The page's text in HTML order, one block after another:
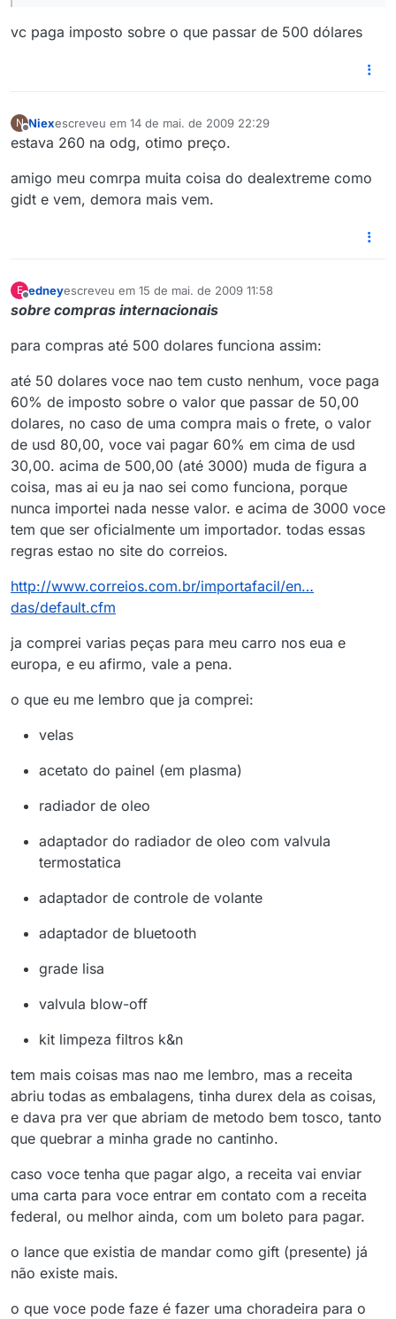
vc paga imposto sobre o que passar de 500 dólares
N
Offline
Niexescreveu em 14 de mai. de 2009 22:29
última edição por
estava 260 na odg, otimo preço.
amigo meu comrpa muita coisa do dealextreme como
gidt e vem, demora mais vem.
E
Offline
edneyescreveu em 15 de mai. de 2009 11:58
última edição por
sobre compras internacionais
para compras até 500 dolares funciona assim:
até 50 dolares voce nao tem custo nenhum, voce paga
60% de imposto sobre o valor que passar de 50,00
dolares, no caso de uma compra mais o frete, o valor
de usd 80,00, voce vai pagar 60% em cima de usd
30,00. acima de 500,00 (até 3000) muda de figura a
coisa, mas ai eu ja nao sei como funciona, porque
nunca importei nada nesse valor. e acima de 3000 voce
tem que ser oficialmente um importador. todas essas
regras estao no site do correios.
http://www.correios.com.br/importafacil/en…
das/default.cfm
ja comprei varias peças para meu carro nos eua e
europa, e eu afirmo, vale a pena.
o que eu me lembro que ja comprei:
velas
acetato do painel (em plasma)
radiador de oleo
adaptador do radiador de oleo com valvula
termostatica
adaptador de controle de volante
adaptador de bluetooth
grade lisa
valvula blow-off
kit limpeza filtros k&n
tem mais coisas mas nao me lembro, mas a receita
abriu todas as embalagens, tinha durex dela as coisas,
e dava pra ver que abriam de metodo bem tosco, tanto
que quebrar a minha grade no cantinho.
caso voce tenha que pagar algo, a receita vai enviar
uma carta para voce entrar em contato com a receita
federal, ou melhor ainda, com um boleto para pagar.
o lance que existia de mandar como gift (presente) já
não existe mais.
o que voce pode faze é fazer uma choradeira para o